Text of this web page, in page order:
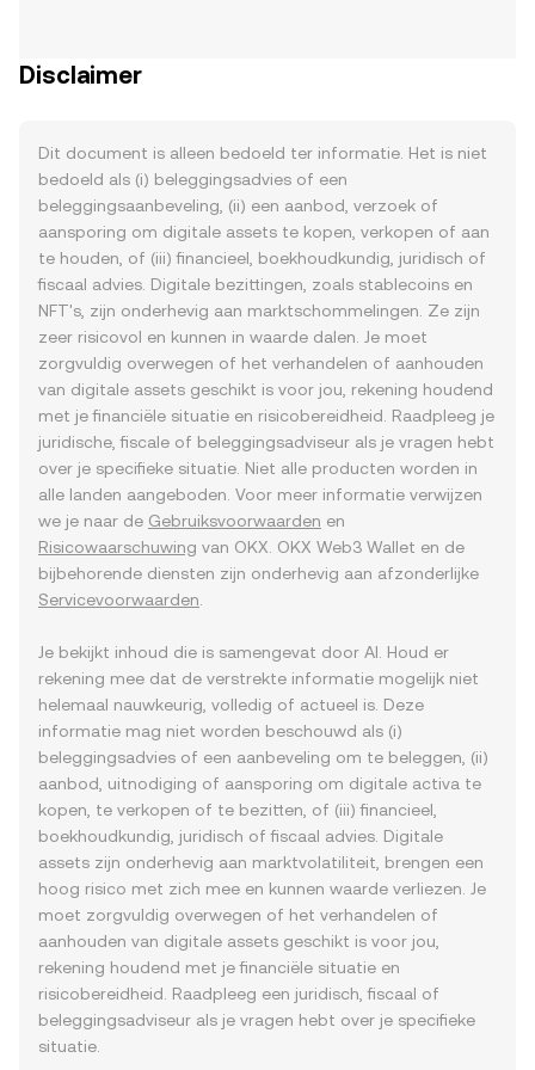
Disclaimer
Dit document is alleen bedoeld ter informatie. Het is niet
bedoeld als (i) beleggingsadvies of een
beleggingsaanbeveling, (ii) een aanbod, verzoek of
aansporing om digitale assets te kopen, verkopen of aan
te houden, of (iii) financieel, boekhoudkundig, juridisch of
fiscaal advies. Digitale bezittingen, zoals stablecoins en
NFT's, zijn onderhevig aan marktschommelingen. Ze zijn
zeer risicovol en kunnen in waarde dalen. Je moet
zorgvuldig overwegen of het verhandelen of aanhouden
van digitale assets geschikt is voor jou, rekening houdend
met je financiële situatie en risicobereidheid. Raadpleeg je
juridische, fiscale of beleggingsadviseur als je vragen hebt
over je specifieke situatie. Niet alle producten worden in
alle landen aangeboden. Voor meer informatie verwijzen
we je naar de Gebruiksvoorwaarden en
Risicowaarschuwing van OKX. OKX Web3 Wallet en de
bijbehorende diensten zijn onderhevig aan afzonderlijke
Servicevoorwaarden
Je bekijkt inhoud die is samengevat door AI. Houd er
rekening mee dat de verstrekte informatie mogelijk niet
helemaal nauwkeurig, volledig of actueel is. Deze
informatie mag niet worden beschouwd als (i)
beleggingsadvies of een aanbeveling om te beleggen, (ii)
aanbod, uitnodiging of aansporing om digitale activa te
kopen, te verkopen of te bezitten, of (iii) financieel,
boekhoudkundig, juridisch of fiscaal advies. Digitale
assets zijn onderhevig aan marktvolatiliteit, brengen een
hoog risico met zich mee en kunnen waarde verliezen. Je
moet zorgvuldig overwegen of het verhandelen of
aanhouden van digitale assets geschikt is voor jou,
rekening houdend met je financiële situatie en
risicobereidheid. Raadpleeg een juridisch, fiscaal of
beleggingsadviseur als je vragen hebt over je specifieke
situatie.